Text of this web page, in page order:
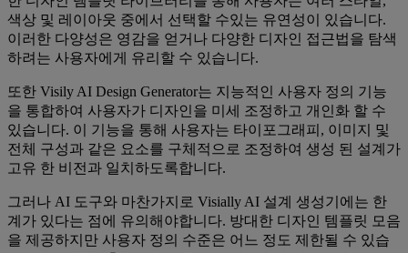
색상 및 레이아웃 중에서 선택할 수있는 유연성이 있습니다.
이러한 다양성은 영감을 얻거나 다양한 디자인 접근법을 탐색
하려는 사용자에게 유리할 수 있습니다.
또한 Visily AI Design Generator는 지능적인 사용자 정의 기능
을 통합하여 사용자가 디자인을 미세 조정하고 개인화 할 수
있습니다. 이 기능을 통해 사용자는 타이포그래피, 이미지 및
전체 구성과 같은 요소를 구체적으로 조정하여 생성 된 설계가
고유 한 비전과 일치하도록합니다.
그러나 AI 도구와 마찬가지로 Visially AI 설계 생성기에는 한
계가 있다는 점에 유의해야합니다. 방대한 디자인 템플릿 모음
을 제공하지만 사용자 정의 수준은 어느 정도 제한될 수 있습